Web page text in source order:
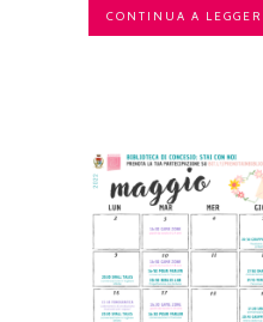
CONTINUA A